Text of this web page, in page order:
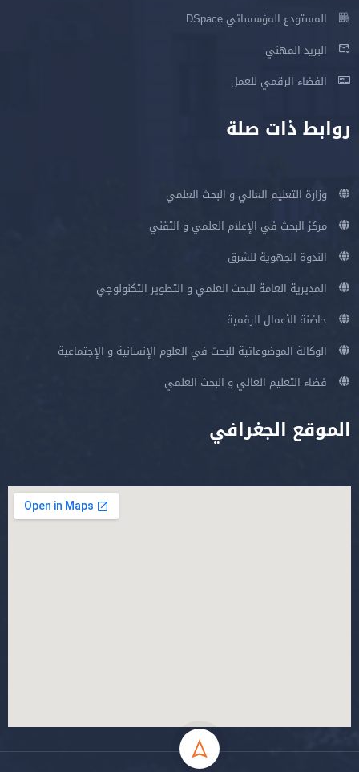
المستودع المؤسساتي DSpace
البريد المهني
الفضاء الرقمي للعمل
روابط ذات صلة
وزارة التعليم العالي و البحث العلمي
مركز البحث في الإعلام العلمي و التقني
الندوة الجهوية للشرق
المديرية العامة للبحث العلمي و التطوير التكنولوجي
حاضنة الأعمال الرقمية
الوكالة الموضوعاتية للبحث في العلوم الإنسانية و الإجتماعية
فضاء التعليم العالي و البحث العلمي
الموقع الجغرافي